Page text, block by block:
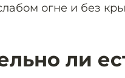
огне и без
ли